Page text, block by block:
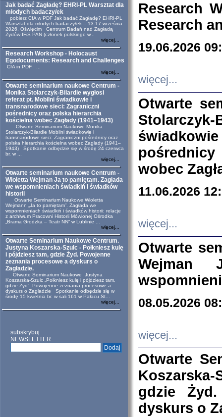
Jak badać Zagładę? EHRI-PL Warsztat dla
młodych badaczy/ek
pobierz CfA w PDF Jak badać Zagładę? EHRI-PL
Warsztat dla młodych badaczy/ek – 13-17 września
2026, Oświęcim Centrum Badań nad Zagładą
Żydów IFiS PAN (członek polskiego w...
więcej...
Research Workshop - Holocaust
Egodocuments: Research and Challenges
CfA in PDF ...
więcej...
Otwarte seminarium naukowe Centrum -
Monika Stolarczyk-Bilardie wygłosi
referat pt. Mobilni świadkowie i
transnarodowe sieci: Zagraniczni
pośrednicy oraz polska hierarchia
kościelna wobec Zagłady (1941–1943)
Otwarte Seminarium Naukowe Monika
Stolarczyk-Bilardie Mobilni świadkowie i
transnarodowe sieci: Zagraniczni pośrednicy oraz
polska hierarchia kościelna wobec Zagłady (1941–
1943) Spotkanie odbędzie się w środę 24 czerwca
br. w ...
więcej...
Otwarte seminarium naukowe Centrum -
Wioletta Wejman Ja to pamiętam. Zagłada
we wspomnieniach świadkiń i świadków
historii
Otwarte Seminarium Naukowe Wioletta
Wejmann „Ja to pamiętam”. Zagłada we
wspomnieniach świadkiń i świadków historii: relacje
z archiwum Pracowni Historii Mówionej Ośrodka
„Brama Grodzka – Teatr NN” w Lublinie ...
więcej...
Otwarte Seminarium Naukowe Centrum.
Justyna Koszarska-Szulc - Połkniesz kulę
i pójdziesz tam, gdzie Żyd. Powojenne
zeznania procesowe a dyskurs o
Zagładzie.
Otwarte Seminarium Naukowe Justyna
Koszarska-Szulc „Połkniesz kulę i pójdziesz tam,
gdzie Żyd”. Powojenne zeznania procesowe a
dyskurs o Zagładzie Spotkanie odbędzie się w
środę 15 kwietnia br. w sali 161 w Pałacu St...
więcej...
subskrybuj
NEWSLETTER
Research
Research
19.06.2026
więcej...
Otwarte
wobec
11.06.2026
więcej...
Otwarte
Wejman
08.05.2026
więcej...
Otwarte
Koszarska-
gdzie
dyskurs o